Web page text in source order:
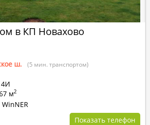
в КП Новахово
ш. (5 мин. транспортом)
4И
м2
WinNER
Показать телефон